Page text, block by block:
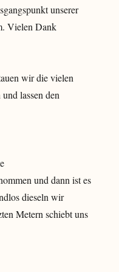
unserer
Vielen Dank
wir die vielen
lassen den
und dann ist es
dieseln wir
Metern schiebt uns